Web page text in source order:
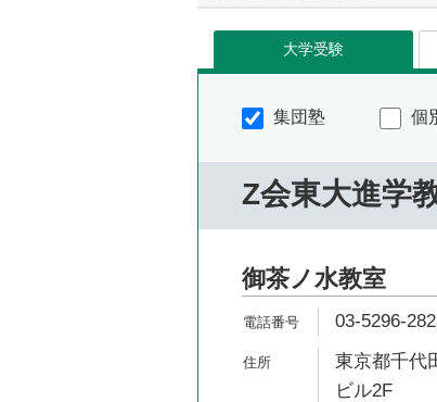
大学受験
集団塾 個
Z会東大進学
御茶ノ水教室
03-5296-
東京都千代
ビル2F